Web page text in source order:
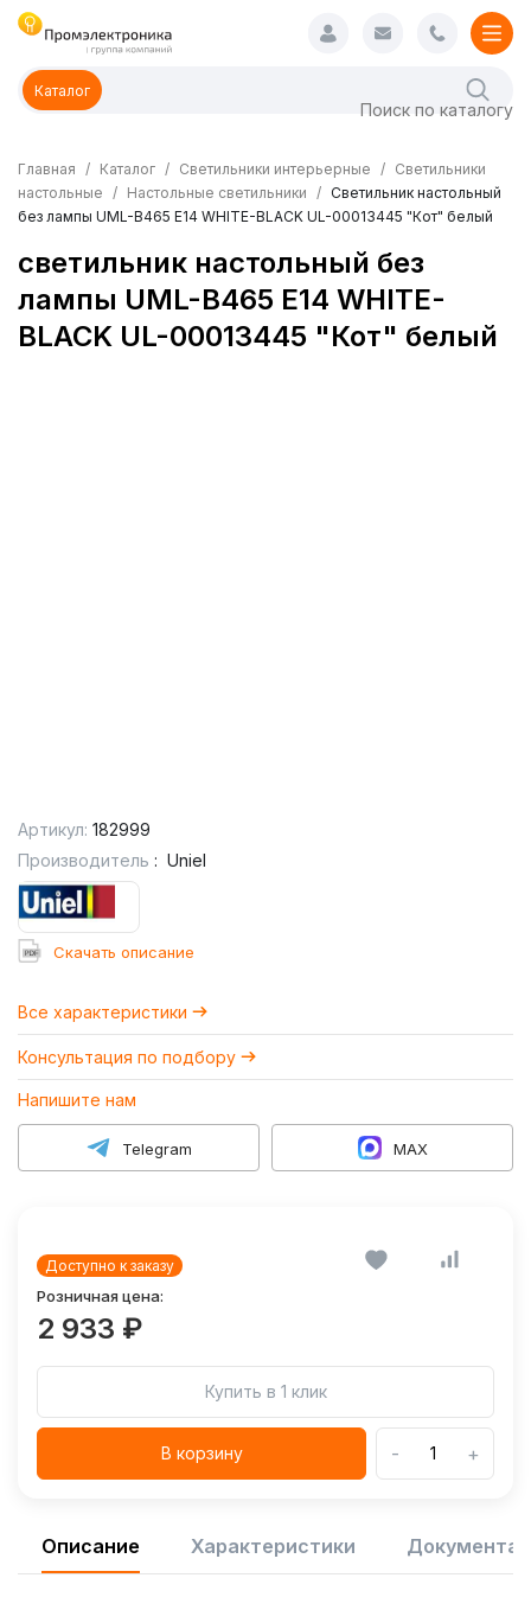
Каталог
Главная Каталог Светильники интерьерные
Светильники
настольные
Настольные светильники
Светильник настольный
без лампы UML-B465 E14 WHITE-BLACK UL-00013445 "Кот" белый
светильник настольный без
лампы UML-B465 E14 WHITE-
BLACK UL-00013445 "Кот" белый
Артикул: 182999
Производитель : Uniel
Cкачать описание
Все характеристики
Консультация по подбору
Напишите нам
Telegram MAX
Доступно к заказу
Розничная цена:
2 933 ₽
Купить в 1 клик
В корзину - +
Описание Характеристики